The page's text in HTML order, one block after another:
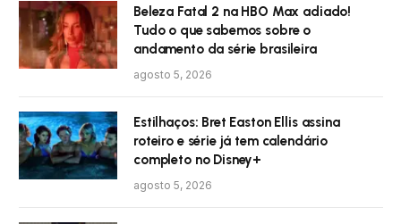
Beleza Fatal 2 na HBO Max adiado!
Tudo o que sabemos sobre o
andamento da série brasileira
agosto 5, 2026
Estilhaços: Bret Easton Ellis assina
roteiro e série já tem calendário
completo no Disney+
agosto 5, 2026